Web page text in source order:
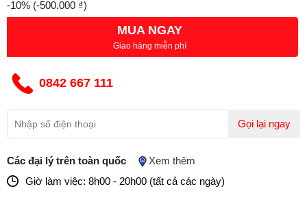
-10% (-500.000 ₫)
MUA NGAY
Giao hàng miễn phí
0842 667 111
Gọi lại ngay
Các đại lý trên toàn quốc
Xem thêm
Giờ làm việc: 8h00 - 20h00 (tất cả các ngày)